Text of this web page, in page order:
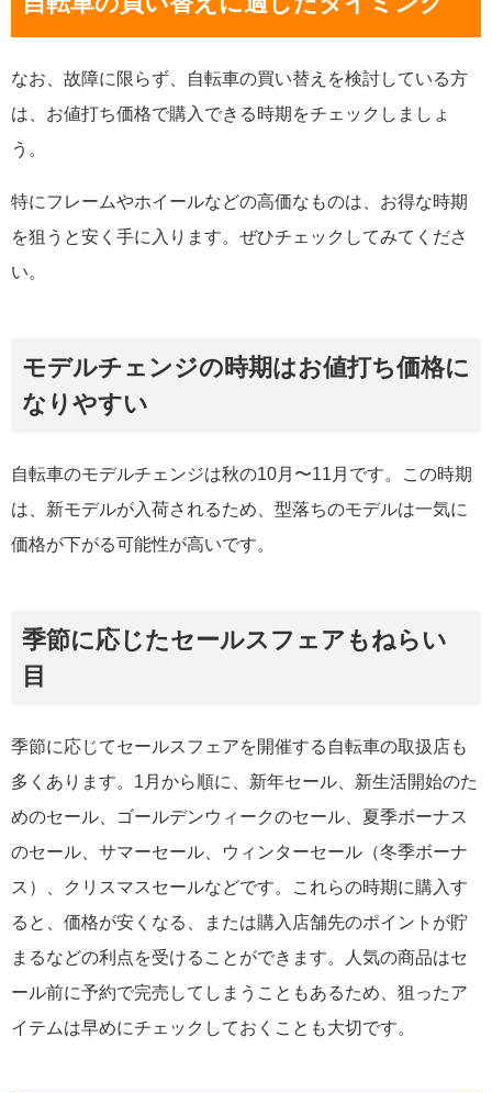
なお、故障に限らず、自転車の買い替えを検討している方
は、お値打ち価格で購入できる時期をチェックしましょ
う。
特にフレームやホイールなどの高価なものは、お得な時期
を狙うと安く手に入ります。ぜひチェックしてみてくださ
い。
モデルチェンジの時期はお値打ち価格に
なりやすい
自転車のモデルチェンジは秋の10月〜11月です。この時期
は、新モデルが入荷されるため、型落ちのモデルは一気に
価格が下がる可能性が高いです。
季節に応じたセールスフェアもねらい
目
季節に応じてセールスフェアを開催する自転車の取扱店も
多くあります。1月から順に、新年セール、新生活開始のた
めのセール、ゴールデンウィークのセール、夏季ボーナス
のセール、サマーセール、ウィンターセール（冬季ボーナ
ス）、クリスマスセールなどです。これらの時期に購入す
ると、価格が安くなる、または購入店舗先のポイントが貯
まるなどの利点を受けることができます。人気の商品はセ
ール前に予約で完売してしまうこともあるため、狙ったア
イテムは早めにチェックしておくことも大切です。